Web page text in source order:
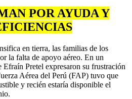
POR AYUDA Y
en tierra, las familias de los
la falta de apoyo aéreo. En un
Efraín Pretel expresaron su frustración
Aérea del Perú (FAP) tuvo que
y recién estaría disponible el